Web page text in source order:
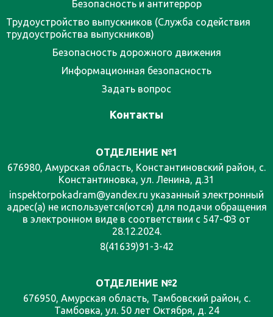
Безопасность и антитеррор
Трудоустройство выпускников (Служба содействия
трудоустройства выпускников)
Безопасность дорожного движения
Информационная безопасность
Задать вопрос
Контакты
ОТДЕЛЕНИЕ №1
676980, Амурская область, Константиновский район, с.
Константиновка, ул. Ленина, д.31
inspektorpokadram@yandex.ru указанный электронный
адрес(а) не используется(ются) для подачи обращения
в электронном виде в соответствии с 547-ФЗ от
28.12.2024.
8(41639)91-3-42
ОТДЕЛЕНИЕ №2
676950, Амурская область, Тамбовский район, с.
Тамбовка, ул. 50 лет Октября, д. 24